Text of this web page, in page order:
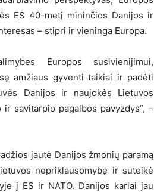
ES 40-metį mininčios Danijos ir
– stipri ir vieninga Europa.
Europos susivienijimui,
amžiaus gyventi taikiai ir padėti
Danijos ir naujokės Lietuvos
savitarpio pagalbos pavyzdys”, –
jautė Danijos žmonių paramą
nepriklausomybę ir suteikė
į ES ir NATO. Danijos kariai jau